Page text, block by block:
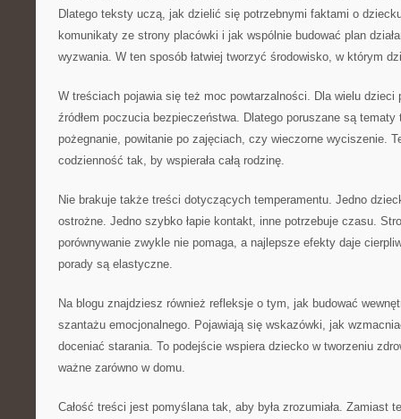
Dlatego teksty uczą, jak dzielić się potrzebnymi faktami o
komunikaty ze strony placówki i jak wspólnie budować plan
wyzwania. W ten sposób łatwiej tworzyć środowisko, w którym
W treściach pojawia się też moc powtarzalności. Dla wielu dzieci
źródłem poczucia bezpieczeństwa. Dlatego poruszane są tematy
pożegnanie, powitanie po zajęciach, czy wieczorne wyciszenie.
codzienność tak, by wspierała całą rodzinę.
Nie brakuje także treści dotyczących temperamentu. Jedno
ostrożne. Jedno szybko łapie kontakt, inne potrzebuje czasu.
porównywanie zwykle nie pomaga, a najlepsze efekty daje
porady są elastyczne.
Na blogu znajdziesz również refleksje o tym, jak budować
szantażu emocjonalnego. Pojawiają się wskazówki, jak
doceniać starania. To podejście wspiera dziecko w tworzeniu
ważne zarówno w domu.
Całość treści jest pomyślana tak, aby była zrozumiała. Zamiast